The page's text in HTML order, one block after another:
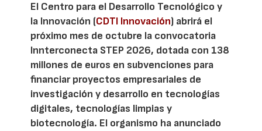
El Centro para el Desarrollo Tecnológico y
la Innovación (CDTI Innovación) abrirá el
próximo mes de octubre la convocatoria
Innterconecta STEP 2026, dotada con 138
millones de euros en subvenciones para
financiar proyectos empresariales de
investigación y desarrollo en tecnologías
digitales, tecnologías limpias y
biotecnología. El organismo ha anunciado